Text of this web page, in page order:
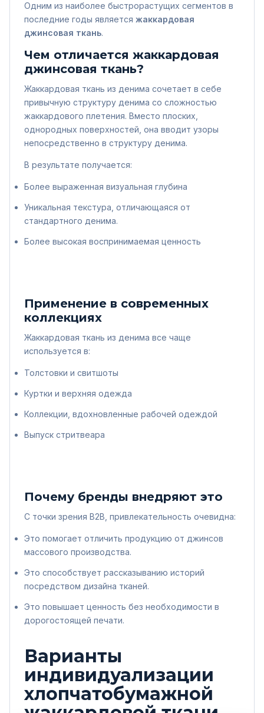
Одним из наиболее быстрорастущих сегментов в
последние годы является жаккардовая
джинсовая ткань.
Чем отличается жаккардовая
джинсовая ткань?
Жаккардовая ткань из денима сочетает в себе
привычную структуру денима со сложностью
жаккардового плетения. Вместо плоских,
однородных поверхностей, она вводит узоры
непосредственно в структуру денима.
В результате получается:
Более выраженная визуальная глубина
Уникальная текстура, отличающаяся от
стандартного денима.
Более высокая воспринимаемая ценность
Применение в современных
коллекциях
Жаккардовая ткань из денима все чаще
используется в:
Толстовки и свитшоты
Куртки и верхняя одежда
Коллекции, вдохновленные рабочей одеждой
Выпуск стритвеара
Почему бренды внедряют это
С точки зрения B2B, привлекательность очевидна:
Это помогает отличить продукцию от джинсов
массового производства.
Это способствует рассказыванию историй
посредством дизайна тканей.
Это повышает ценность без необходимости в
дорогостоящей печати.
Варианты
индивидуализации
хлопчатобумажной